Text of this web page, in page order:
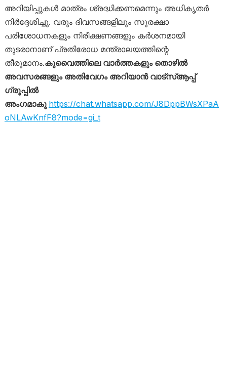
അറിയിപ്പുകൾ മാത്രം ശ്രദ്ധിക്കണമെന്നും അധികൃതർ
നിർദ്ദേശിച്ചു. വരും ദിവസങ്ങളിലും സുരക്ഷാ
പരിശോധനകളും നിരീക്ഷണങ്ങളും കർശനമായി
തുടരാനാണ് പ്രതിരോധ മന്ത്രാലയത്തിന്റെ
തീരുമാനം.കുവൈത്തിലെ വാർത്തകളും തൊഴിൽ
അവസരങ്ങളും അതിവേഗം അറിയാൻ വാട്സ്ആപ്പ്
ഗ്രൂപ്പിൽ
അംഗമാകൂ https://chat.whatsapp.com/J8DppBWsXPaA
oNLAwKnfF8?mode=gi_t